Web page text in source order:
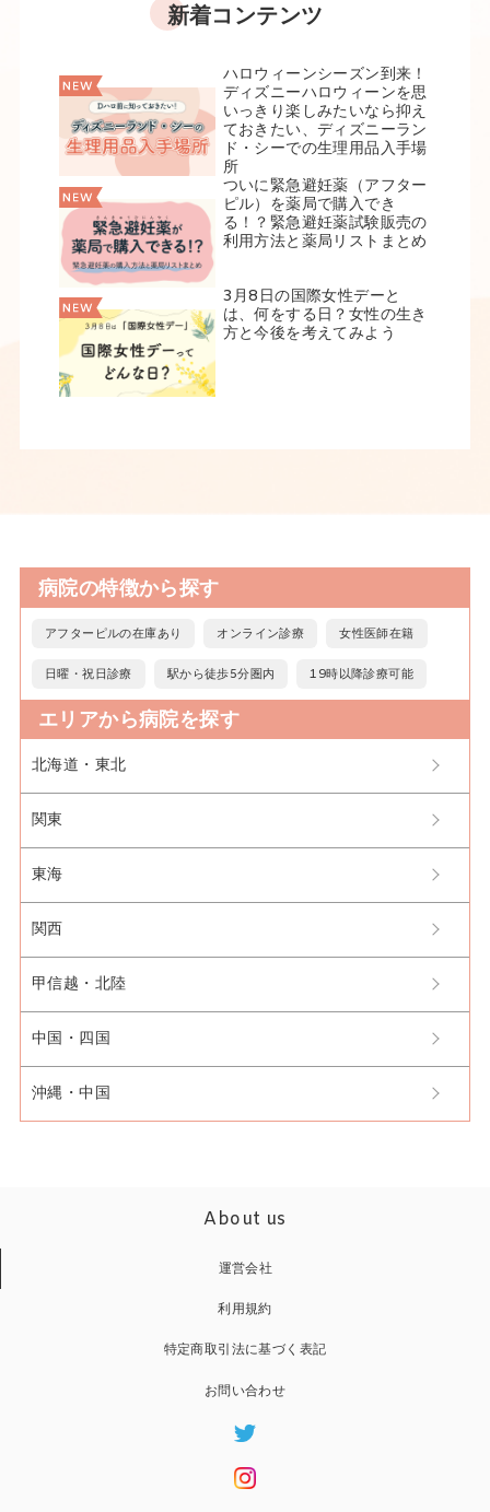
新着コンテンツ
ハロウィーンシーズン到来！
ディズニーハロウィーンを思
いっきり楽しみたいなら抑え
ておきたい、ディズニーラン
ド・シーでの生理用品入手場
所
ついに緊急避妊薬（アフター
ピル）を薬局で購入でき
る！？緊急避妊薬試験販売の
利用方法と薬局リストまとめ
3月8日の国際女性デーと
は、何をする日？女性の生き
方と今後を考えてみよう
病院の特徴から探す
アフターピルの在庫あり オンライン診療 女性医師在籍
日曜・祝日診療 駅から徒歩5分圏内 19時以降診療可能
エリアから病院を探す
北海道・東北
関東
東海
関西
甲信越・北陸
中国・四国
沖縄・中国
About us
運営会社
利用規約
特定商取引法に基づく表記
お問い合わせ